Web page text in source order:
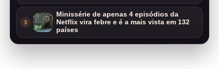
3
Minissérie de apenas 4 episódios da
Netflix vira febre e é a mais vista em 132
países